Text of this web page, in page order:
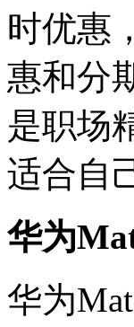
时优惠
惠和分
是职场
适合自
华为
华为